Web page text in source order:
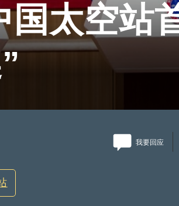
国太空站
我要回应